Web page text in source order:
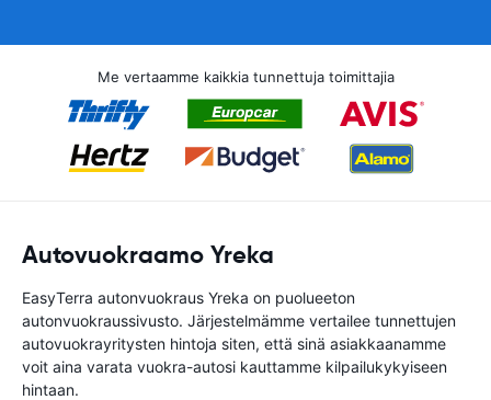
Me vertaamme kaikkia tunnettuja toimittajia
Autovuokraamo Yreka
EasyTerra autonvuokraus Yreka on puolueeton
autonvuokraussivusto. Järjestelmämme vertailee tunnettujen
autovuokrayritysten hintoja siten, että sinä asiakkaanamme
voit aina varata vuokra-autosi kauttamme kilpailukykyiseen
hintaan.